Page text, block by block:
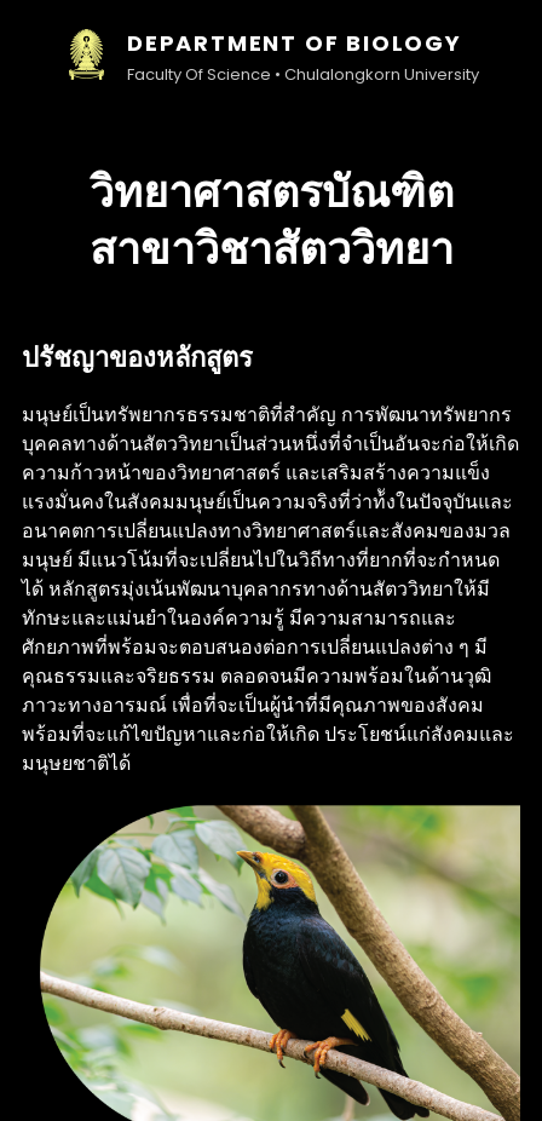
DEPARTMENT OF BIOLOGY
Faculty Of Science • Chulalongkorn University
วิทยาศาสตรบัณฑิต
สาขาวิชาสัตววิทยา
ปรัชญาของหลักสูตร
มนุษย์เป็นทรัพยากรธรรมชาติที่สำคัญ การพัฒนาทรัพยากร
บุคคลทางด้านสัตววิทยาเป็นส่วนหนึ่งที่จำเป็นอันจะก่อให้เกิด
ความก้าวหน้าของวิทยาศาสตร์ และเสริมสร้างความแข็ง
แรงมั่นคงในสังคมมนุษย์เป็นความจริงที่ว่าท้ังในปัจจุบันและ
อนาคตการเปลี่ยนแปลงทางวิทยาศาสตร์และสังคมของมวล
มนุษย์ มีแนวโน้มที่จะเปลี่ยนไปในวิถีทางที่ยากที่จะกำหนด
ได้ หลักสูตรมุ่งเน้นพัฒนาบุคลากรทางด้านสัตววิทยาให้มี
ทักษะและแม่นยำในองค์ความรู้ มีความสามารถและ
ศักยภาพที่พร้อมจะตอบสนองต่อการเปลี่ยนแปลงต่าง ๆ มี
คุณธรรมและจริยธรรม ตลอดจนมีความพร้อมในด้านวุฒิ
ภาวะทางอารมณ์ เพื่อที่จะเป็นผู้นำที่มีคุณภาพของสังคม
พร้อมที่จะแก้ไขปัญหาและก่อให้เกิด ประโยชน์แก่สังคมและ
มนุษยชาติได้